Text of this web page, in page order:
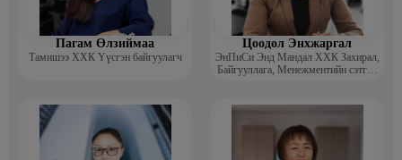
Пагам Өлзиймаа
Тамишээ ХХК Үүсгэн байгуулагч
Цоодол Энхжаргал
ЭнПиСи Энд Мандал ХХК Захирал,
Байгууллага, Менежментийн сэтгэл